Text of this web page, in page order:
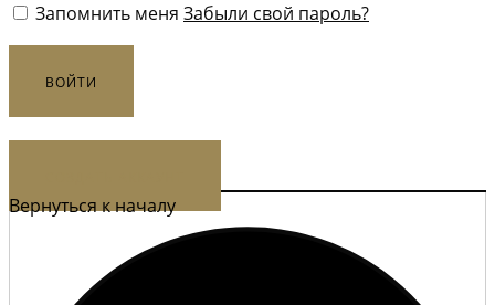
Запомнить меня Забыли свой пароль?
ВОЙТИ
Или же
Вернуться к началу